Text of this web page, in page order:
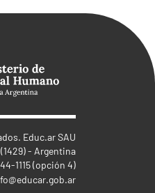
Educ.ar SAU
- Argentina
1115 (opción 4)